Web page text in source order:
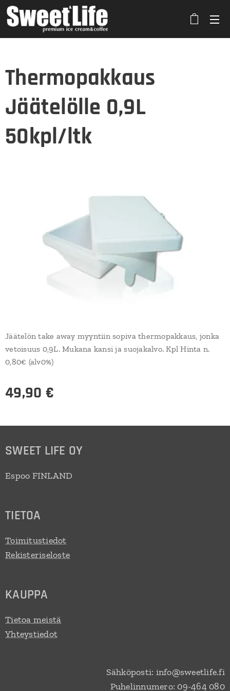
Thermopakkaus
Jäätelölle 0,9L
50kpl/ltk
Jäätelön take away myyntiin sopiva thermopakkaus, jonka
vetoisuus 0,9L. Mukana kansi ja suojakalvo. Kpl Hinta n.
0,80€ (alv0%)
49,90 €
SWEET LIFE OY
Espoo FINLAND
TIETOA
Toimitustiedot
Rekisteriseloste
KAUPPA
Tietoa meistä
Yhteystiedot
Sähköposti: info@sweetlife.fi
Puhelinnumero: 09-464 080